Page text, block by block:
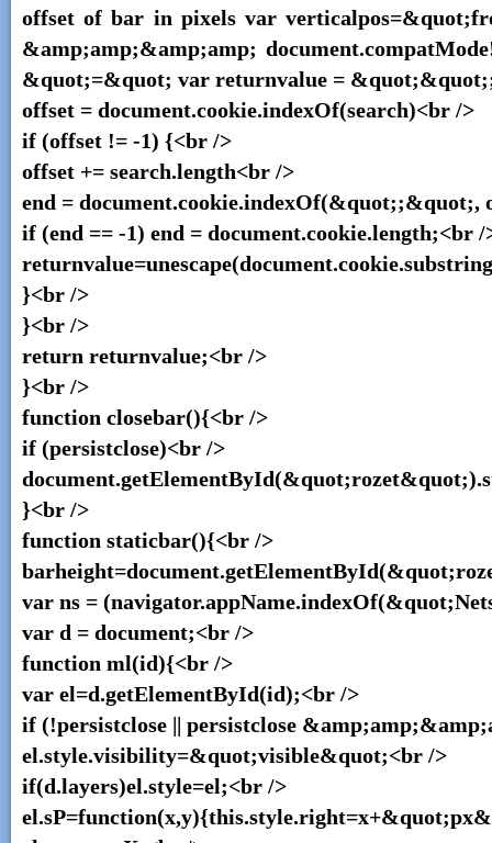
offset of bar in pixels var
&amp;amp;&amp;amp;
&quot;=&quot; var returnvalue =
offset = document.cookie.indexOf(search)<br />
if (offset != -1) {<br />
offset += search.length<br />
end = document.cookie.indexOf(&quot;;&quot;,
if (end == -1) end = document.cookie.length;<br /
}<br />
}<br />
return returnvalue;<br />
}<br />
function closebar(){<br />
if (persistclose)<br />
}<br />
function staticbar(){<br />
var ns =
var d = document;<br />
function ml(id){<br />
var el=d.getElementById(id);<br />
if (!persistclose || persistclose
el.style.visibility=&quot;visible&quot;<br />
if(d.layers)el.style=el;<br />